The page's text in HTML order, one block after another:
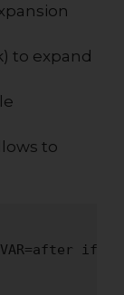
to expand
to
if